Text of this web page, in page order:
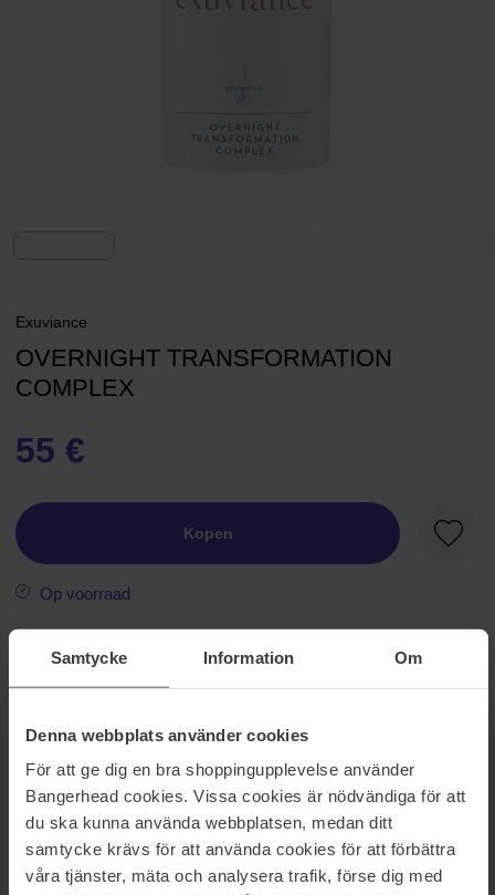
Samtycke Information Om
Denna webbplats använder cookies
För att ge dig en bra shoppingupplevelse använder
Bangerhead cookies. Vissa cookies är nödvändiga för att
du ska kunna använda webbplatsen, medan ditt
samtycke krävs för att använda cookies för att förbättra
våra tjänster, mäta och analysera trafik, förse dig med
Exuviance
OVERNIGHT TRANSFORMATION
COMPLEX
55 €
Kopen
Op voorraad
Informatie
huideigen beschermingsbarrière. Kamille en zoethoutextracten
Maat: 50 g
Artikelnummer: 88995
Categorieën: